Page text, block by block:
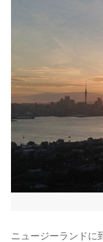
ニュージーランドに